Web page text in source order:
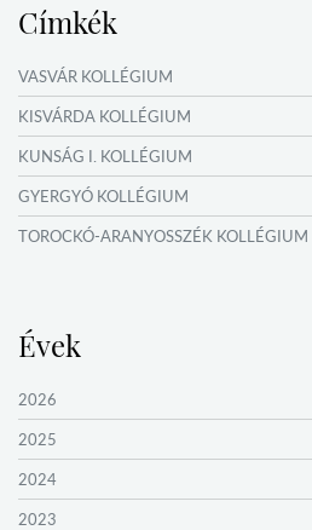
Címkék
VASVÁR KOLLÉGIUM
KISVÁRDA KOLLÉGIUM
KUNSÁG I. KOLLÉGIUM
GYERGYÓ KOLLÉGIUM
TOROCKÓ-ARANYOSSZÉK KOLLÉGIUM
GARAM MENTI KOLLÉGIUM
ŐRVIDÉK KOLLÉGIUM
MOLDVAI CSÁNGÓ KOLLÉGIUM
HEGYKÖZ KOLLÉGIUM
ZENTA KOLLÉGIUM
Évek
2026
2025
2024
2023